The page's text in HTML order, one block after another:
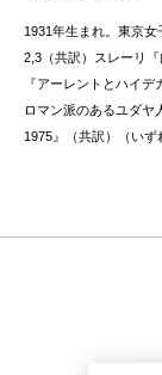
1931年生まれ。東京女
2,3（共訳）スレーリ
『アーレントとハイ
ロマン派のあるユダ
1975』（共訳）（いず